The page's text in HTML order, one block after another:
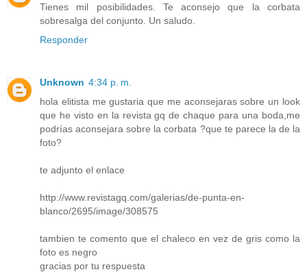
Tienes mil posibilidades. Te aconsejo que la corbata
sobresalga del conjunto. Un saludo.
Responder
Unknown 4:34 p. m.
hola elitista me gustaria que me aconsejaras sobre un look
que he visto en la revista gq de chaque para una boda,me
podrías aconsejara sobre la corbata ?que te parece la de la
foto?
te adjunto el enlace
http://www.revistagq.com/galerias/de-punta-en-
blanco/2695/image/308575
tambien te comento que el chaleco en vez de gris como la
foto es negro
gracias por tu respuesta